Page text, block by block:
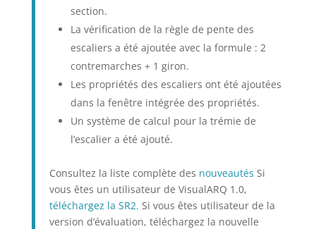
section.
La vérification de la règle de pente des
escaliers a été ajoutée avec la formule : 2
contremarches + 1 giron.
Les propriétés des escaliers ont été ajoutées
dans la fenêtre intégrée des propriétés.
Un système de calcul pour la trémie de
l’escalier a été ajouté.
Consultez la liste complète des nouveautés Si
vous êtes un utilisateur de VisualARQ 1.0,
téléchargez la SR2. Si vous êtes utilisateur de la
version d’évaluation, téléchargez la nouvelle